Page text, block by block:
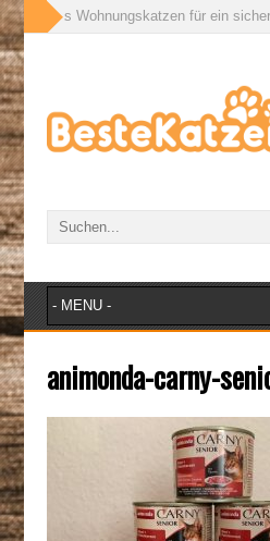
Was Wohnungskatzen für ein
animonda-carny-